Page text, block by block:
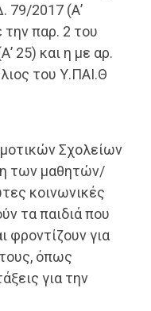
79/2017 (Α’
παρ. 2 του
25) και η με αρ.
του Υ.ΠΑΙ.Θ
Σχολείων
των μαθητών/
κοινωνικές
τα παιδιά που
φροντίζουν για
όπως
για την